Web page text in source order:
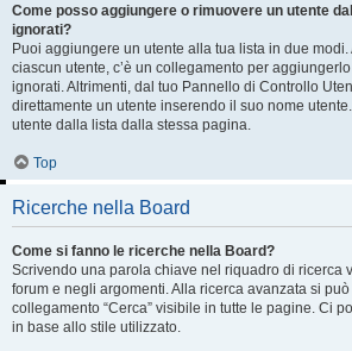
Come posso aggiungere o rimuovere un utente
ignorati?
Puoi aggiungere un utente alla tua lista in due modi.
ciascun utente, c’è un collegamento per
ignorati. Altrimenti, dal tuo Pannello di Controllo
direttamente un utente inserendo il suo nome
utente dalla lista dalla stessa pagina.
Top
Ricerche nella Board
Come si fanno le ricerche nella Board?
Scrivendo una parola chiave nel riquadro di ricerca
forum e negli argomenti. Alla ricerca avanzata si
collegamento “Cerca” visibile in tutte le pagine. Ci
in base allo stile utilizzato.